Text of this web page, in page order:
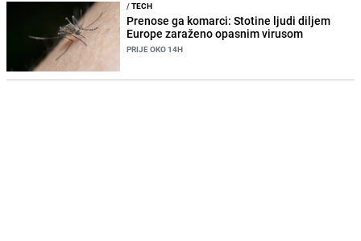
/TECH
Prenose ga komarci: Stotine ljudi diljem
Europe zaraženo opasnim virusom
PRIJE OKO 14H